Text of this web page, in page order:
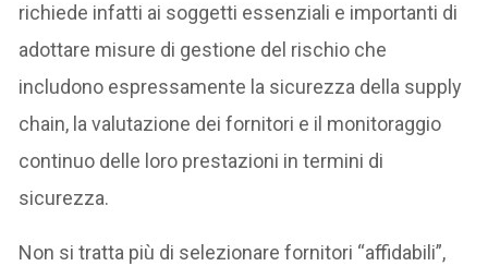
richiede infatti ai soggetti essenziali e importanti di
adottare misure di gestione del rischio che
includono espressamente la sicurezza della supply
chain, la valutazione dei fornitori e il monitoraggio
continuo delle loro prestazioni in termini di
sicurezza.
Non si tratta più di selezionare fornitori “affidabili”,